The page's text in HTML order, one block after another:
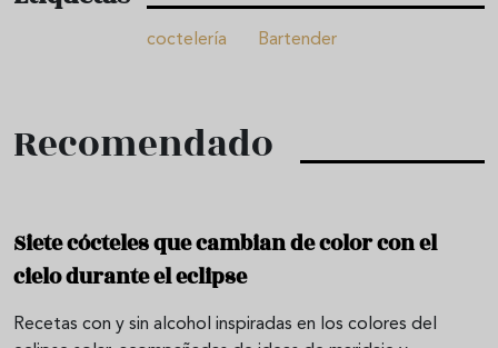
coctelería Bartender
Recomendado
Siete cócteles que cambian de color con el
cielo durante el eclipse
Recetas con y sin alcohol inspiradas en los colores del